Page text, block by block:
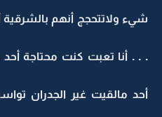
شيء ولاتتحجج أنهم بالشرقية
. . . أنا تعبت كنت محتاجة أحد
أحد مالقيت غير الجدران